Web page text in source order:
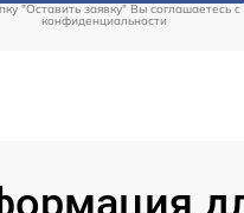
"Оставить заявку" Вы соглашаетесь c
конфиденциальности